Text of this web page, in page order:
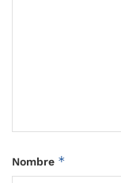
Nombre *